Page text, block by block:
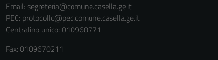
Email: segreteria@comune.casella.ge.it
PEC: protocollo@pec.comune.casella.ge.it
Centralino unico: 010968771
Fax: 0109670211